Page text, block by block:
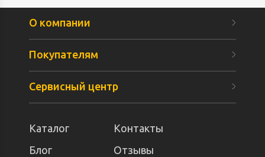
О компании
Покупателям
Сервисный центр
Каталог
Контакты
Блог
Отзывы